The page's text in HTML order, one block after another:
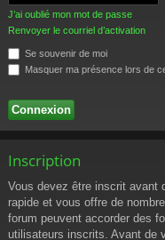
J’ai oublié mon mot de passe
Renvoyer le courriel d’activation
Se souvenir de moi
Masquer ma présence lors de
Inscription
Vous devez être inscrit avant
rapide et vous offre de
forum peuvent accorder des
utilisateurs inscrits. Avant de